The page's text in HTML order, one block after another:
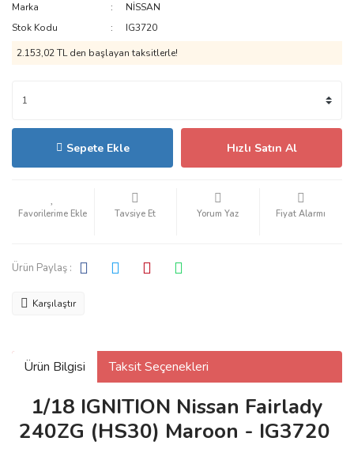
Marka
NİSSAN
Stok Kodu
IG3720
2.153,02 TL den başlayan taksitlerle!
Sepete Ekle Hızlı Satın Al
Tavsiye Et Yorum Yaz Fiyat Alarmı
Ürün Paylaş :
Karşılaştır
Ürün Bilgisi Taksit Seçenekleri
1/18 IGNITION Nissan Fairlady
240ZG (HS30) Maroon - IG3720